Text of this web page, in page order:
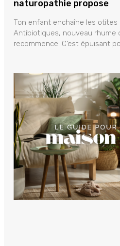
naturopathie propose
Ton enfant enchaîne les otites
Antibiotiques, nouveau rhume
recommence. C’est épuisant